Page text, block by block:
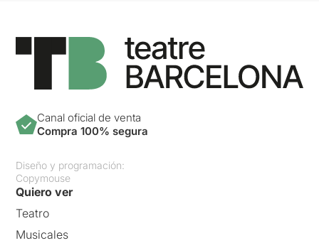
Canal oficial de venta
Compra 100% segura
Diseño y programación:
Copymouse
Quiero ver
Teatro
Musicales